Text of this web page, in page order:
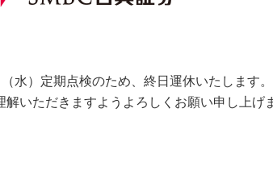
水）定期点検のため、終日運休いたします。
いただきますようよろしくお願い申し上げ